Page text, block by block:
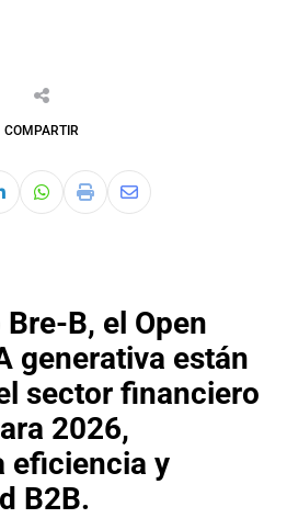
COMPARTIR
B, el Open
generativa están
sector financiero
2026,
eficiencia y
B2B.